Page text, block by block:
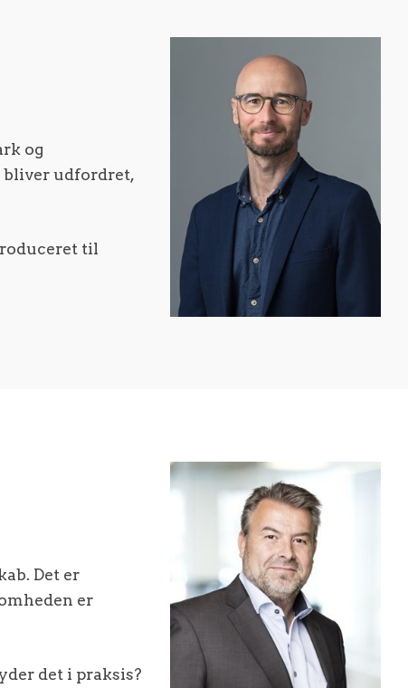
og
bliver udfordret,
til
Det er
er
det i praksis?